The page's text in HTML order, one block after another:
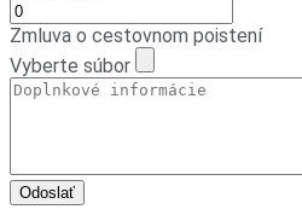
Zmluva o cestovnom poistení
Vyberte súbor
Odoslať